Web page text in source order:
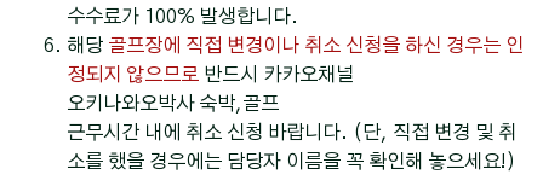
수수료가 100% 발생합니다.
해당 골프장에 직접 변경이나 취소 신청을 하신 경우는 인
정되지 않으므로 반드시 카카오채널
오키나와오박사 숙박,골프
근무시간 내에 취소 신청 바랍니다. (단, 직접 변경 및 취
소를 했을 경우에는 담당자 이름을 꼭 확인해 놓으세요!)